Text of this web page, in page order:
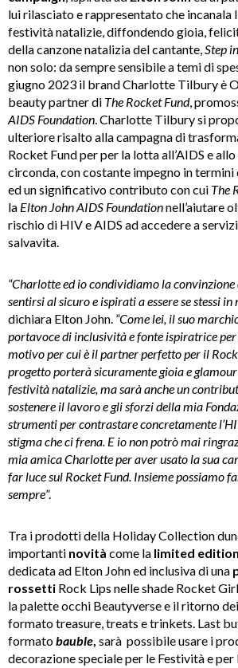
lui rilasciato e rappresentato che incanala
festività natalizie, diffondendo gioia,
della canzone natalizia del cantante,Step
non solo: da sempre sensibile a temi di
giugno 2023 il brand Charlotte Tilbury è
beauty partner di The Rocket Fund,
AIDS Foundation. Charlotte Tilbury si
ulteriore risalto alla campagna di
Rocket Fund per per la lotta all’AIDS e
circonda, con costante impegno in
ed un significativo contributo con cui The
la Elton John AIDS Foundationnell’aiutare
rischio di HIV e AIDS ad accedere a
salvavita.
“Charlotte ed io condividiamo la
sentirsi al sicuro e ispirati a essere se stessi in
dichiara Elton John. “Come lei, il suo
portavoce di inclusività e fonte ispiratrice per
motivo per cui è il partner perfetto per il
progetto porterà sicuramente gioia e
festività natalizie, ma sarà anche un
sostenere il lavoro e gli sforzi della mia
strumenti per contrastare concretamente
stigma che ci frena. E io non potrò mai
mia amica Charlotte per aver usato la sua
far luce sul Rocket Fund. Insieme possiamo
sempre”.
Tra i prodotti della Holiday Collection
importanti novità come la limited edition
dedicata ad Elton John ed inclusiva di una
rossetti Rock Lips nelle shade Rocket
la palette occhi Beautyverse e il ritorno
formato treasure, treats e trinkets. Last
formatobauble, sarà possibile usare i
decorazione speciale per le Festività e per